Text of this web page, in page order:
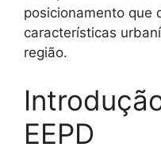
posicionamento que
características
região.
EEPD